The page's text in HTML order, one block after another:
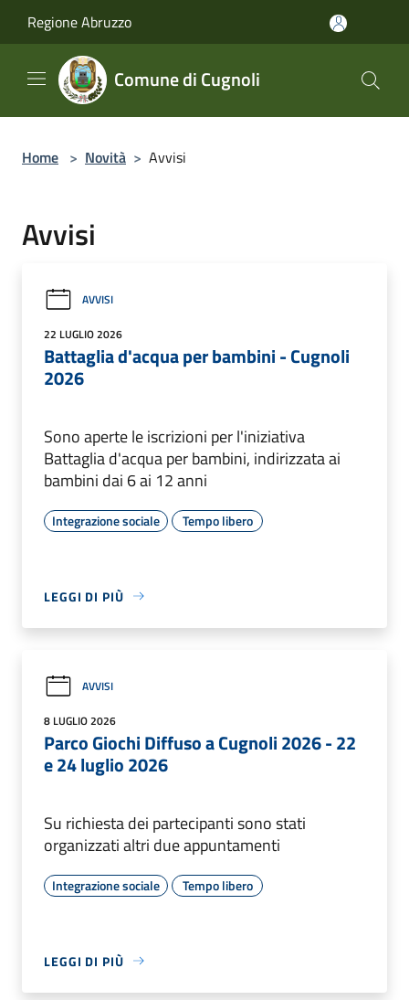
Regione Abruzzo
Comune di Cugnoli
Home > Novità > Avvisi
Avvisi
AVVISI
22 LUGLIO 2026
Battaglia d'acqua per bambini - Cugnoli
2026
Sono aperte le iscrizioni per l'iniziativa
Battaglia d'acqua per bambini, indirizzata ai
bambini dai 6 ai 12 anni
Integrazione sociale Tempo libero
LEGGI DI PIÙ
AVVISI
8 LUGLIO 2026
Parco Giochi Diffuso a Cugnoli 2026 - 22
e 24 luglio 2026
Su richiesta dei partecipanti sono stati
organizzati altri due appuntamenti
Integrazione sociale Tempo libero
LEGGI DI PIÙ